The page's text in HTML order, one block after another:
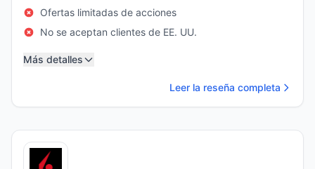
Ofertas limitadas de acciones
No se aceptan clientes de EE. UU.
Más detalles
Leer la reseña completa